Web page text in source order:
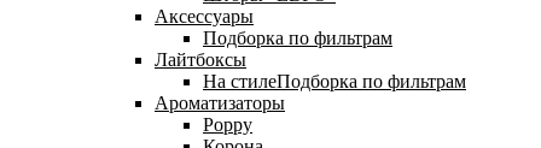
Аксессуары
Подборка по фильтрам
Лайтбоксы
На стилеПодборка по фильтрам
Ароматизаторы
Poppy